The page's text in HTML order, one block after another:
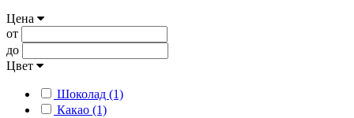
Цена
от
до
Цвет
Шоколад (1)
Какао (1)